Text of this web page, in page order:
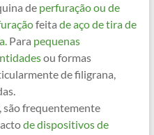
de perfuração ou de
feita de aço de tira de
Para pequenas
ou formas
de filigrana,
são frequentemente
de dispositivos de